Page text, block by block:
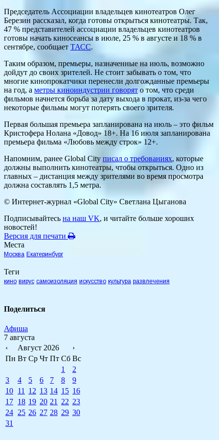
Председатель Ассоциации владельцев кинотеатров Олег
Березин рассказал, когда готовы открыться кинотеатры. Так,
47 % представителей ассоциации владельцев кинотеатров
готовы начать киносеансы в июле, 25 % в августе и 18 % в
сентябре, сообщает ТАСС.
Таким образом, премьеры, назначенные на июль, возможно
дойдут до своих зрителей. Не стоит забывать о том, что
многие кинопрокатчики перенесли долгожданные премьеры
на год, а метры киноиндустрии говорят о том, что среди
фильмов начнется борьба за дату выхода в прокат, из-за чего
некоторые фильмы могут потерять своего зрителя.
Первая большая премьера запланирована на июль – это фильм
Кристофера Нолана «Довод» 18+. На 16 июля запланирована
премьера фильма «Любовь между строк» 12+.
Напомним, ранее Global City писал о требованиях, которые
должны выполнить кинотеатры, чтобы открыться. Одно из
главных – дистанция между зрителями во время просмотра
должна составлять 1,5 метра.
© Интернет-журнал «Global City» Светлана Цыганова
Подписывайтесь на наш VK, и читайте больше хороших
новостей!
Версия для печати
Места
Москва Екатеринбург
Теги
кино вирус самоизоляция искусство культура развлечения
Поделиться
Афиша
7 августа
‹
Август 2026
›
Пн Вт Ср Чт Пт Сб Вс
1
2
3
4 5 6 7 8
9
10 11 12 13 14 15 16
17 18 19 20 21 22 23
24 25 26 27 28 29 30
31